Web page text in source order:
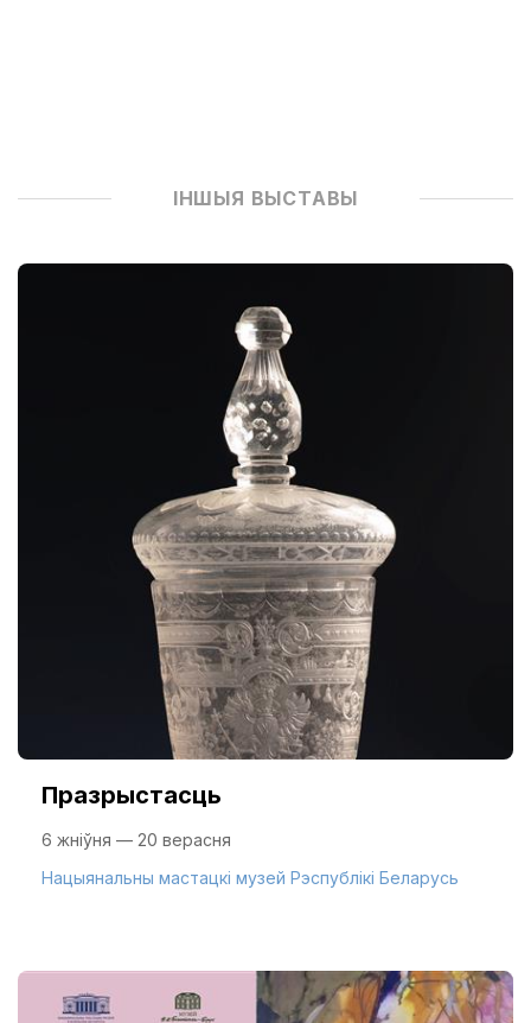
ІНШЫЯ ВЫСТАВЫ
Празрыстасць
6 жніўня — 20 верасня
Нацыянальны мастацкі музей Рэспублікі Беларусь